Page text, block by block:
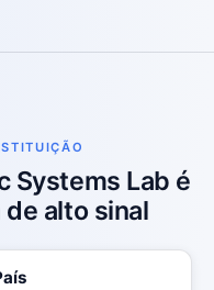
Systems Lab é
alto sinal